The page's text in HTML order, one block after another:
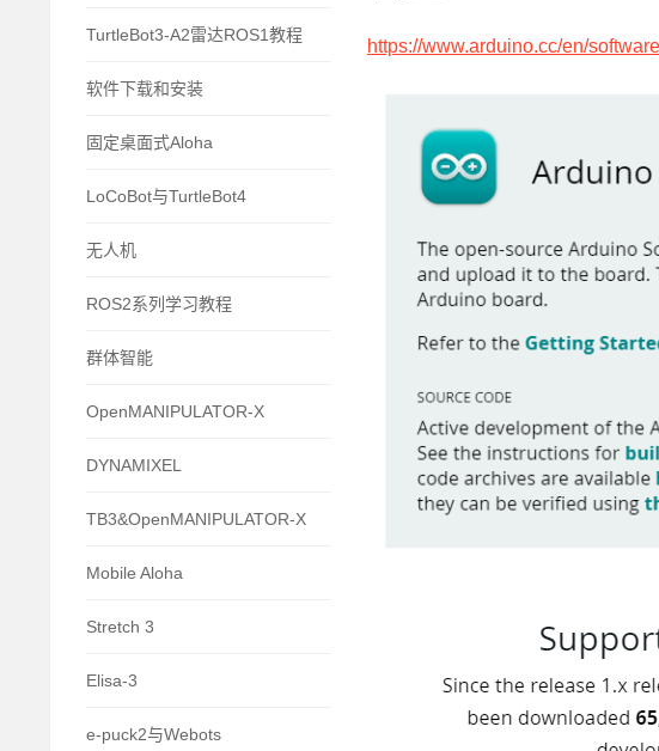
TurtleBot3-A2雷达ROS1教程
软件下载和安装
固定桌面式Aloha
LoCoBot与TurtleBot4
无人机
ROS2系列学习教程
群体智能
OpenMANIPULATOR-X
DYNAMIXEL
TB3&OpenMANIPULATOR-X
Mobile Aloha
Stretch 3
Elisa-3
e-puck2与Webots
https://www.arduino.cc/en/